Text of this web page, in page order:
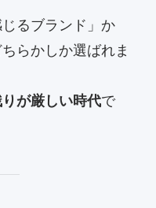
るブランド」か
らかしか選ばれま
が厳しい時代で